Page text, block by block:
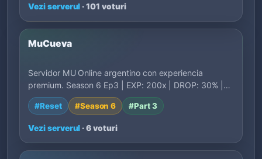
Vezi serverul · 101 voturi
MuCueva
Servidor MU Online argentino con experiencia
premium. Season 6 Ep3 | EXP: 200x | DROP: 30% |
Ev…
#Reset #Season 6 #Part 3
Vezi serverul · 6 voturi